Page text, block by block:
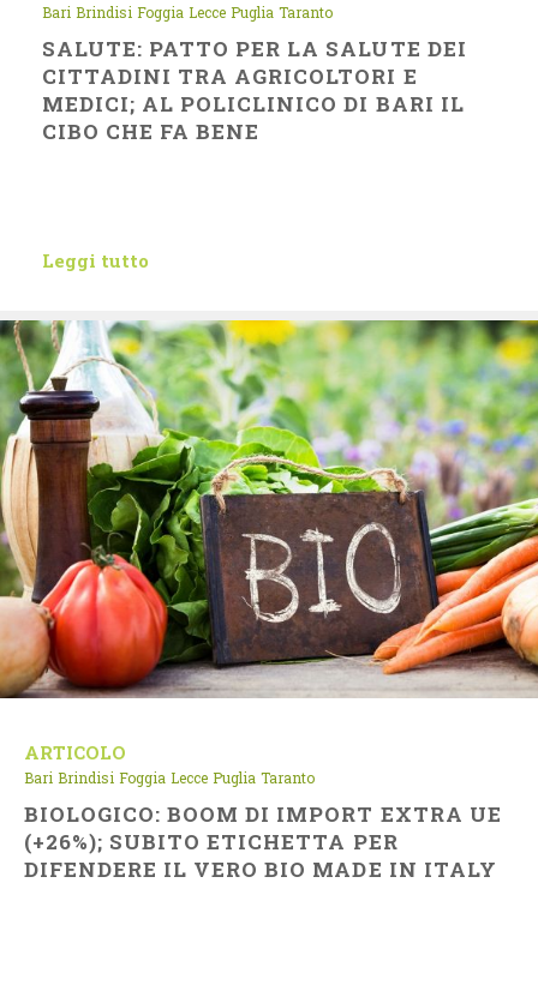
Bari Brindisi Foggia Lecce Puglia Taranto
SALUTE: PATTO PER LA SALUTE DEI
CITTADINI TRA AGRICOLTORI E
MEDICI; AL POLICLINICO DI BARI IL
CIBO CHE FA BENE
Leggi tutto
ARTICOLO
Bari Brindisi Foggia Lecce Puglia Taranto
BIOLOGICO: BOOM DI IMPORT EXTRA UE
(+26%); SUBITO ETICHETTA PER
DIFENDERE IL VERO BIO MADE IN ITALY